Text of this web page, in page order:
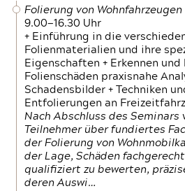
Folierung von Wohnfahrzeugen
9.00—16.30 Uhr
+ Einführung in die
Folienmaterialien und ihre
Eigenschaften + Erkennen und
Folienschäden praxisnahe
Schadensbilder + Techniken
Entfolierungen an
Nach Abschluss des Seminars
Teilnehmer über fundiertes
der Folierung von
der Lage, Schäden
qualifiziert zu bewerten,
deren Auswi…